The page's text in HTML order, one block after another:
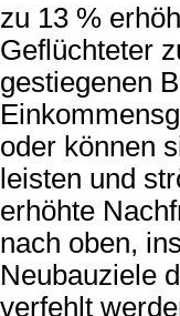
zu 13 %
Geflüchteter
gestiegenen
oder können
leisten und
erhöhte
nach oben,
Neubauziele
verfehlt